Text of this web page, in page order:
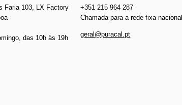
Faria 103, LX Factory
das 10h às 19h
+351 215 964 287
Chamada para a rede fixa nacional
geral@puracal.pt